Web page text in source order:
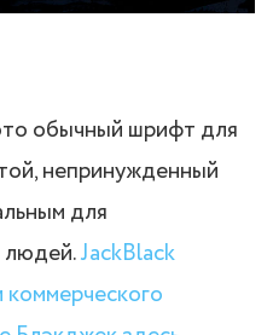
обычный шрифт для
непринужденный
для
людей.JackBlack